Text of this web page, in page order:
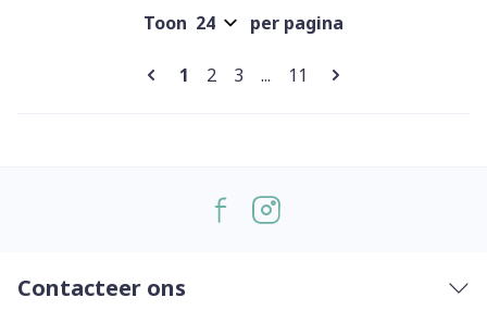
Pagina's
U lees momenteel pagina
1 Pagina
2 Pagina
3 ... Pagina
11
Toon per pagina
Contacteer ons